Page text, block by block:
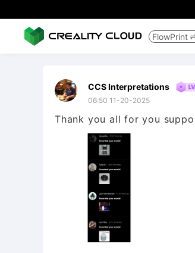
FlowPrint
CCS Interpretations
06:50 11-20-2025
Thank you all for you